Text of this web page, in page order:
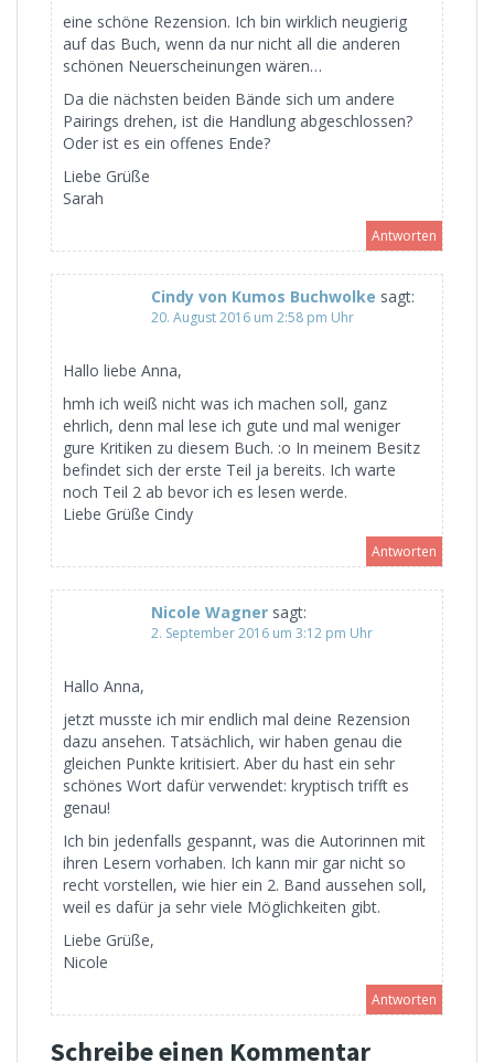
eine schöne Rezension. Ich bin wirklich neugierig
auf das Buch, wenn da nur nicht all die anderen
schönen Neuerscheinungen wären…
Da die nächsten beiden Bände sich um andere
Pairings drehen, ist die Handlung abgeschlossen?
Oder ist es ein offenes Ende?
Liebe Grüße
Sarah
Antworten
Cindy von Kumos Buchwolke sagt:
20. August 2016 um 2:58 pm Uhr
Hallo liebe Anna,
hmh ich weiß nicht was ich machen soll, ganz
ehrlich, denn mal lese ich gute und mal weniger
gure Kritiken zu diesem Buch. :o In meinem Besitz
befindet sich der erste Teil ja bereits. Ich warte
noch Teil 2 ab bevor ich es lesen werde.
Liebe Grüße Cindy
Antworten
Nicole Wagner sagt:
2. September 2016 um 3:12 pm Uhr
Hallo Anna,
jetzt musste ich mir endlich mal deine Rezension
dazu ansehen. Tatsächlich, wir haben genau die
gleichen Punkte kritisiert. Aber du hast ein sehr
schönes Wort dafür verwendet: kryptisch trifft es
genau!
Ich bin jedenfalls gespannt, was die Autorinnen mit
ihren Lesern vorhaben. Ich kann mir gar nicht so
recht vorstellen, wie hier ein 2. Band aussehen soll,
weil es dafür ja sehr viele Möglichkeiten gibt.
Liebe Grüße,
Nicole
Antworten
Schreibe einen Kommentar